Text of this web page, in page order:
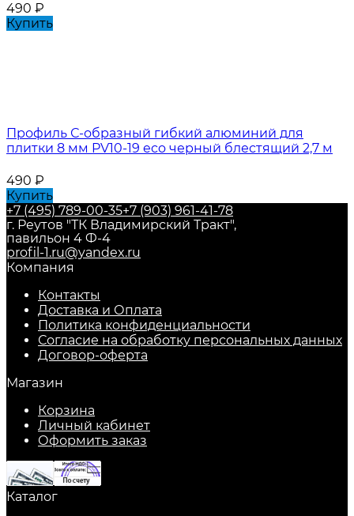
490 ₽
Купить
Профиль С-образный гибкий алюминий для
плитки 8 мм PV10-19 eco черный блестящий 2,7 м
490 ₽
Купить
+7 (495) 789-00-35+7 (903) 961-41-78
г. Реутов "ТК Владимирский Тракт",
павильон 4 Ф-4
profil-1.ru@yandex.ru
Компания
Контакты
Доставка и Оплата
Политика конфиденциальности
Согласие на обработку персональных данных
Договор-оферта
Магазин
Корзина
Личный кабинет
Оформить заказ
Каталог